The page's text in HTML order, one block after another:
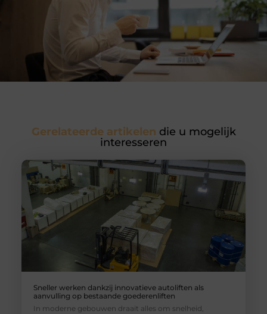
Gerelateerde artikelen die u mogelijk
interesseren
Sneller werken dankzij innovatieve autoliften als
aanvulling op bestaande goederenliften
In moderne gebouwen draait alles om snelheid,